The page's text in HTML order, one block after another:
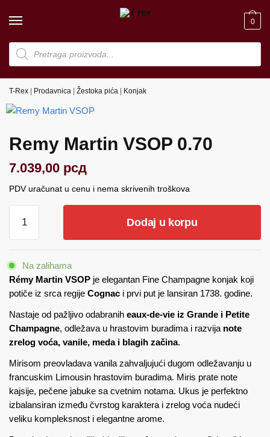
Products
search
0
T-Rex Prodavnica Žestoka pića Konjak
Remy Martin VSOP 0.70
7.039,00 рсд
PDV uračunat u cenu i nema skrivenih troškova
Martin
VSOP
količina
Dodaj u korpu
Na zalihama
Rémy Martin VSOP je elegantan Fine Champagne konjak koji
potiče iz srca regije Cognac i prvi put je lansiran 1738. godine.
Nastaje od pažljivo odabranih eaux-de-vie iz Grande i Petite
Champagne, odležava u hrastovim buradima i razvija note
zrelog voća, vanile, meda i blagih začina.
Mirisom preovladava vanila zahvaljujući dugom odležavanju u
francuskim Limousin hrastovim buradima. Miris prate note
kajsije, pečene jabuke sa cvetnim notama. Ukus je perfektno
izbalansiran između čvrstog karaktera i zrelog voća nudeći
veliku kompleksnost i elegantne arome.